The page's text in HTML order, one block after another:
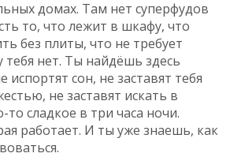
домах. Там нет суперфудов
то, что лежит в шкафу, что
без плиты, что не требует
тебя нет. Ты найдёшь здесь
сон, не заставят тебя
не заставят искать в
сладкое в три часа ночи.
работает. И ты уже знаешь, как